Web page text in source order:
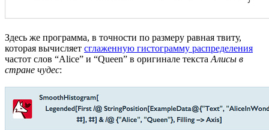
Здесь же программа, в точности по размеру равная твиту,
которая вычисляет сглаженную гистограмму распределения
частот слов “Alice” и “Queen” в оригинале текста Алисы в
стране чудес: